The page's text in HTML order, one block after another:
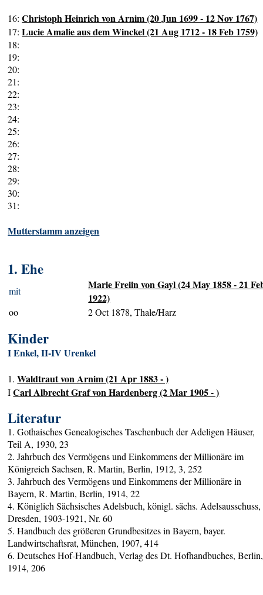
16:Christoph Heinrich von Arnim (20 Jun 1699 - 12 Nov 1767)
17:Lucie Amalie aus dem Winckel (21 Aug 1712 - 18 Feb 1759)
18:
19:
20:
21:
22:
23:
24:
25:
26:
27:
28:
29:
30:
31:
Mutterstamm anzeigen
1. Ehe
mit
Marie Freiin von Gayl (24 May 1858 - 21
1922)
oo 2 Oct 1878, Thale/Harz
Kinder
I Enkel, II-IV Urenkel
1.Waldtraut von Arnim (21 Apr 1883 - )
ICarl Albrecht Graf von Hardenberg (2 Mar 1905 - )
Literatur
1. Gothaisches Genealogisches Taschenbuch der Adeligen Häuser,
Teil A, 1930, 23
2. Jahrbuch des Vermögens und Einkommens der Millionäre im
Königreich Sachsen, R. Martin, Berlin, 1912, 3, 252
3. Jahrbuch des Vermögens und Einkommens der Millionäre in
Bayern, R. Martin, Berlin, 1914, 22
4. Königlich Sächsisches Adelsbuch, königl. sächs. Adelsausschuss,
Dresden, 1903-1921, Nr. 60
5. Handbuch des größeren Grundbesitzes in Bayern, bayer.
Landwirtschaftsrat, München, 1907, 414
6. Deutsches Hof-Handbuch, Verlag des Dt. Hofhandbuches, Berlin,
1914, 206